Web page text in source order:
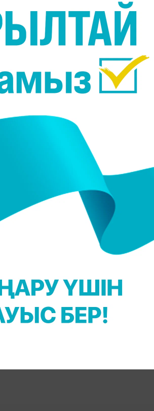
хабарлайды Massaget.kzтілшісі.
жағдай болады", - деп
зиян заттар шоғырлануына
болмауы, тұман) жиынтығы.
тұман және ауа
ауа сапасы нашарлауы мүмкін.
көлік көп қатынайтын
созылмалы сырқаты бар
YouTube арнамызға жазылыңыз